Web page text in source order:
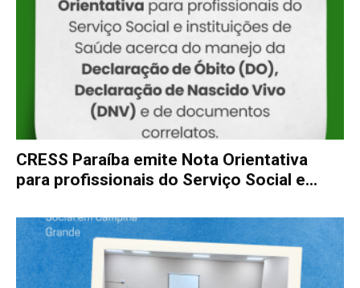
CRESS Paraíba emite Nota Orientativa
para profissionais do Serviço Social e...